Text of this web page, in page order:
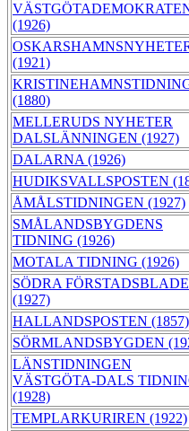
(1926)
(1921)
(1880)
MELLERUDS NYHETER
DALSLÄNNINGEN (1927)
DALARNA (1926)
HUDIKSVALLSPOSTEN
ÅMÅLSTIDNINGEN (1927)
SMÅLANDSBYGDENS
TIDNING (1926)
MOTALA TIDNING (1926)
SÖDRA
(1927)
HALLANDSPOSTEN (1857)
SÖRMLANDSBYGDEN
LÄNSTIDNINGEN
VÄSTGÖTA-DALS
(1928)
TEMPLARKURIREN (1922)